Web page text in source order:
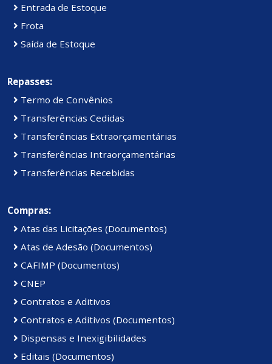
Entrada de Estoque
Frota
Saída de Estoque
Repasses:
Termo de Convênios
Transferências Cedidas
Transferências Extraorçamentárias
Transferências Intraorçamentárias
Transferências Recebidas
Compras:
Atas das Licitações (Documentos)
Atas de Adesão (Documentos)
CAFIMP (Documentos)
CNEP
Contratos e Aditivos
Contratos e Aditivos (Documentos)
Dispensas e Inexigibilidades
Editais (Documentos)